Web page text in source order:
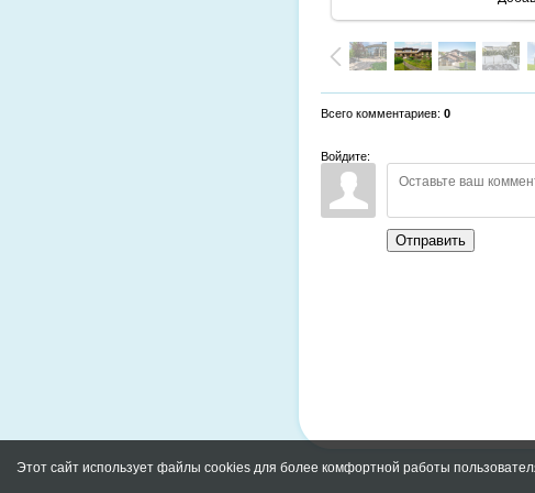
Всего комментариев: 0
Войдите:
Отправить
Этот сайт использует файлы cookies для более комфортной работы